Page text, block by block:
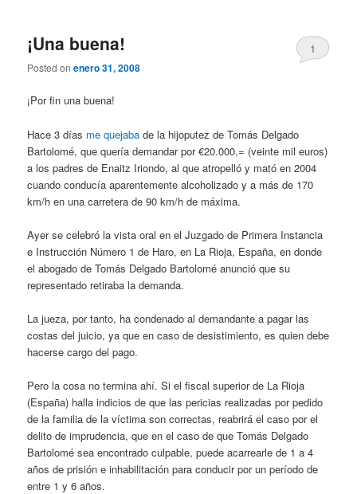
¡Una buena!
Posted onenero 31, 2008
1
¡Por fin una buena!
Hace 3 días me quejaba de la hijoputez de Tomás Delgado
Bartolomé, que quería demandar por €20.000,= (veinte mil euros)
a los padres de Enaitz Iriondo, al que atropelló y mató en 2004
cuando conducía aparentemente alcoholizado y a más de 170
km/h en una carretera de 90 km/h de máxima.
Ayer se celebró la vista oral en el Juzgado de Primera Instancia
e Instrucción Número 1 de Haro, en La Rioja, España, en donde
el abogado de Tomás Delgado Bartolomé anunció que su
representado retiraba la demanda.
La jueza, por tanto, ha condenado al demandante a pagar las
costas del juicio, ya que en caso de desistimiento, es quien debe
hacerse cargo del pago.
Pero la cosa no termina ahí. Si el fiscal superior de La Rioja
(España) halla indicios de que las pericias realizadas por pedido
de la familia de la víctima son correctas, reabrirá el caso por el
delito de imprudencia, que en el caso de que Tomás Delgado
Bartolomé sea encontrado culpable, puede acarrearle de 1 a 4
años de prisión e inhabilitación para conducir por un período de
entre 1 y 6 años.